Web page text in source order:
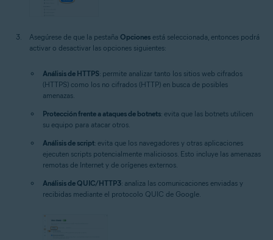
Asegúrese de que la pestaña Opciones está seleccionada, entonces podrá
activar o desactivar las opciones siguientes:
Análisis de HTTPS: permite analizar tanto los sitios web cifrados
(HTTPS) como los no cifrados (HTTP) en busca de posibles
amenazas.
Protección frente a ataques de botnets: evita que las botnets utilicen
su equipo para atacar otros.
Análisis de script: evita que los navegadores y otras aplicaciones
ejecuten scripts potencialmente maliciosos. Esto incluye las amenazas
remotas de Internet y de orígenes externos.
Análisis de QUIC/HTTP3: analiza las comunicaciones enviadas y
recibidas mediante el protocolo QUIC de Google.